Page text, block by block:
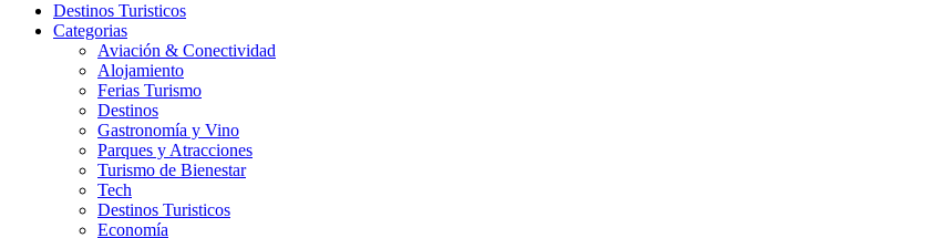
Destinos Turisticos
Categorias
Aviación & Conectividad
Alojamiento
Ferias Turismo
Destinos
Gastronomía y Vino
Parques y Atracciones
Turismo de Bienestar
Tech
Destinos Turisticos
Economía